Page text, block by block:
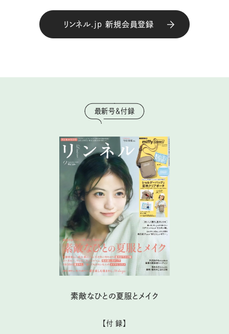
リンネル.jp 新規会員登録
最新号＆付録
素敵なひとの夏服とメイク
【付 録】